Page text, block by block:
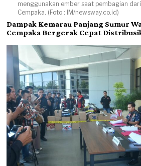
menggunakan ember saat pembagian
Cempaka. (Foto : IM/newsway.co.id)
Dampak Kemarau Panjang Sumur
Cempaka Bergerak Cepat